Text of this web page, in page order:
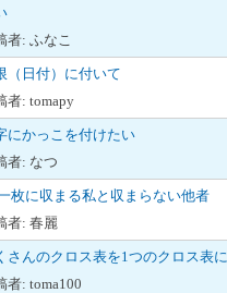
者: ふなこ
（日付）に付いて
者: tomapy
にかっこを付けたい
者: なつ
枚に収まる私と収まらない他者
者: 春麗
さんのクロス表を1つのクロス表に
者: toma100